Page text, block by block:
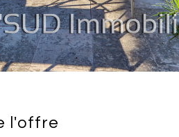
l'offre